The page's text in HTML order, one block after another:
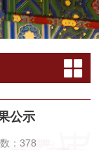
公示
： 378